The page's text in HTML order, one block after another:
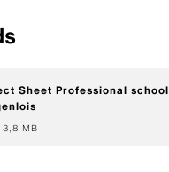
Sheet Professional school
3,8 MB